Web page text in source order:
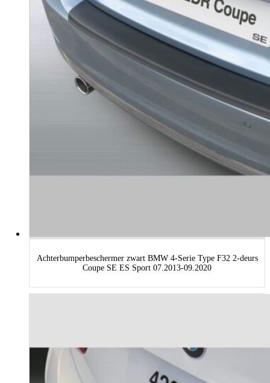
Achterbumperbeschermer zwart BMW 4-Serie Type F32 2-deurs
Coupe SE ES Sport 07.2013-09.2020